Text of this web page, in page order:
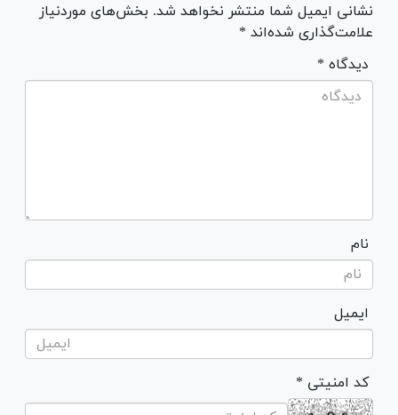
نشانی ایمیل شما منتشر نخواهد شد. بخش‌های موردنیاز
علامت‌گذاری شده‌اند *
* دیدگاه
نام
ایمیل
* کد امنیتی